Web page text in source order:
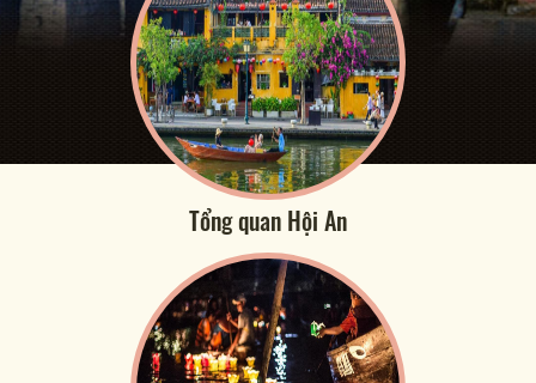
Tổng quan Hội An